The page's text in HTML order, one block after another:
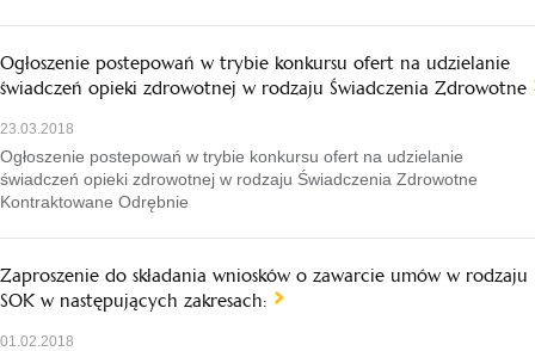
Ogłoszenie postepowań w trybie konkursu ofert na udzielanie
świadczeń opieki zdrowotnej w rodzaju Świadczenia Zdrowotne
23.03.2018
Ogłoszenie postepowań w trybie konkursu ofert na udzielanie
świadczeń opieki zdrowotnej w rodzaju Świadczenia Zdrowotne
Kontraktowane Odrębnie
Zaproszenie do składania wniosków o zawarcie umów w rodzaju
SOK w następujących zakresach:
01.02.2018